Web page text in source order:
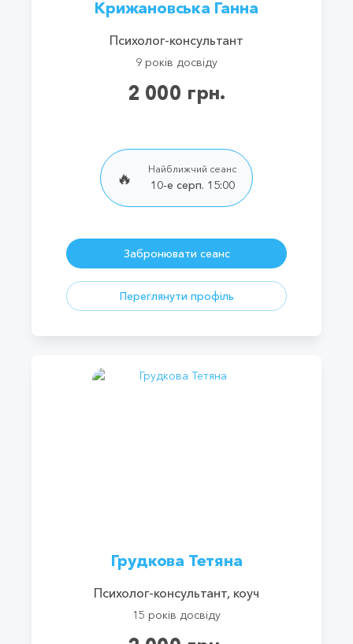
Крижановська Ганна
Психолог-консультант
9 років досвіду
2 000 грн.
🔥
Найближчий сеанс
10-е серп. 15:00
Забронювати сеанс
Переглянути профіль
Грудкова Тетяна
Психолог-консультант, коуч
15 років досвіду